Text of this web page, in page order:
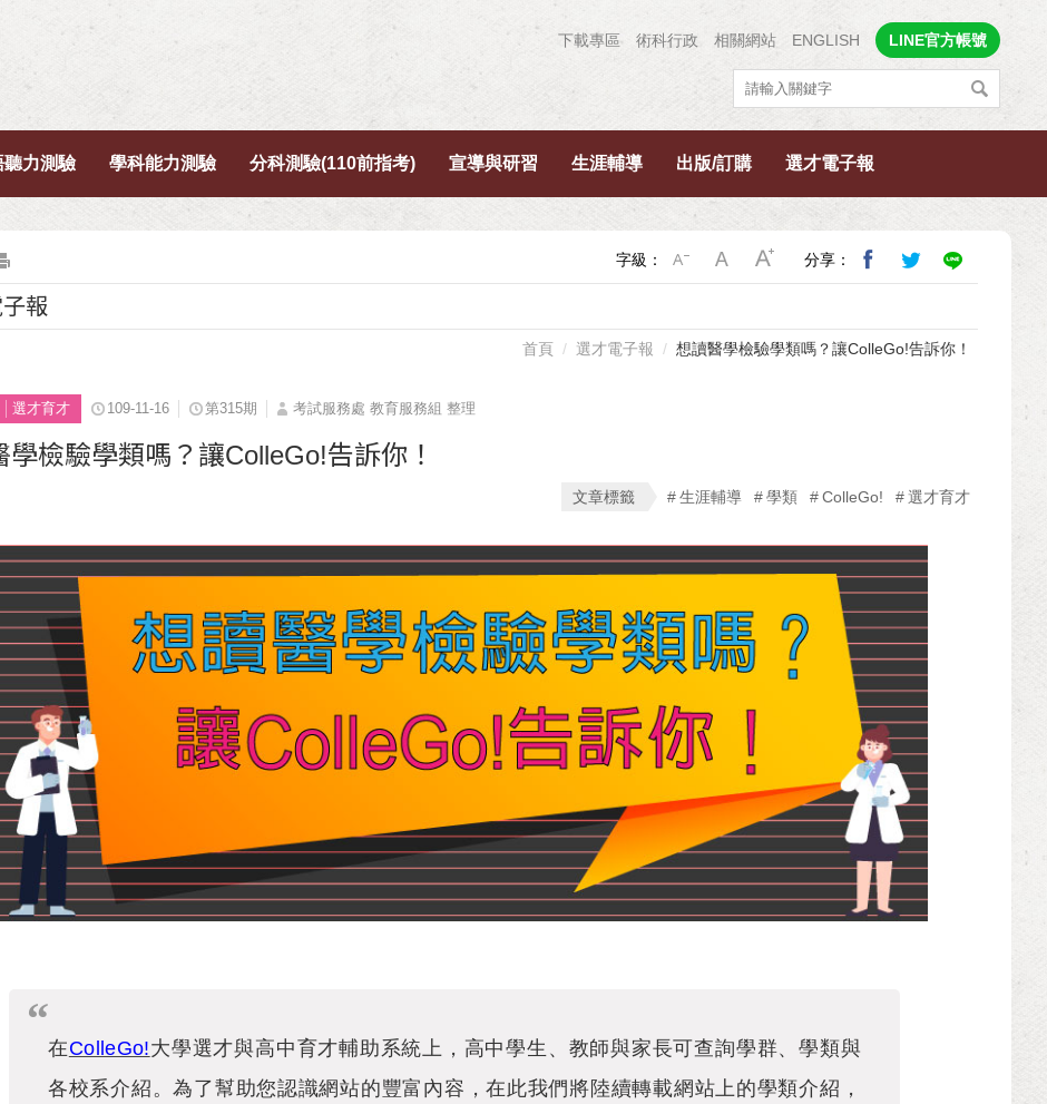
下載專區 術科行政 相關網站 ENGLISH LINE官方帳號
力測驗 學科能力測驗 分科測驗(110前指考) 宣導與研習 生涯輔導 出版/訂購 選才電子報
字級： 分享：
報
首頁 選才電子報 想讀醫學檢驗學類嗎？讓ColleGo!告訴你！
選才育才 109-11-16 第315期 考試服務處 教育服務組 整理
學檢驗學類嗎？讓ColleGo!告訴你！
文章標籤 生涯輔導 學類 ColleGo! 選才育才
在ColleGo!大學選才與高中育才輔助系統上，高中學生、教師與家長可查詢學群、學類與
各校系介紹。為了幫助您認識網站的豐富內容，在此我們將陸續轉載網站上的學類介紹，